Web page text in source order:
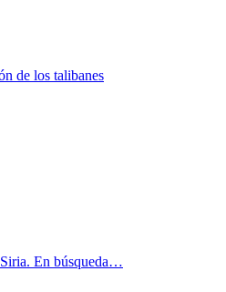
de los talibanes
En búsqueda…